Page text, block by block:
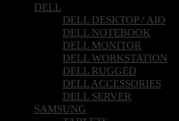
DELL
DELL DESKTOP / AIO
DELL NOTEBOOK
DELL MONITOR
DELL WORKSTATION
DELL RUGGED
DELL ACCESSORIES
DELL SERVER
SAMSUNG